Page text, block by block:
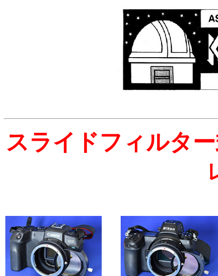
スライドフィルタ